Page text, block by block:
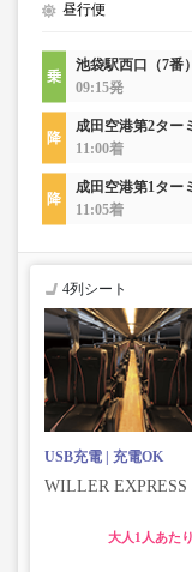
昼行便
池袋駅西口（7番）
09:15発
成田空港第2ター
11:00着
成田空港第1ター
11:05着
4列シート
USB充電 充電OK
WILLER EXPRESS
大人